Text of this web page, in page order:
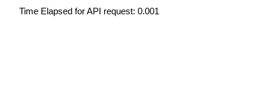
Time Elapsed for API request: 0.001